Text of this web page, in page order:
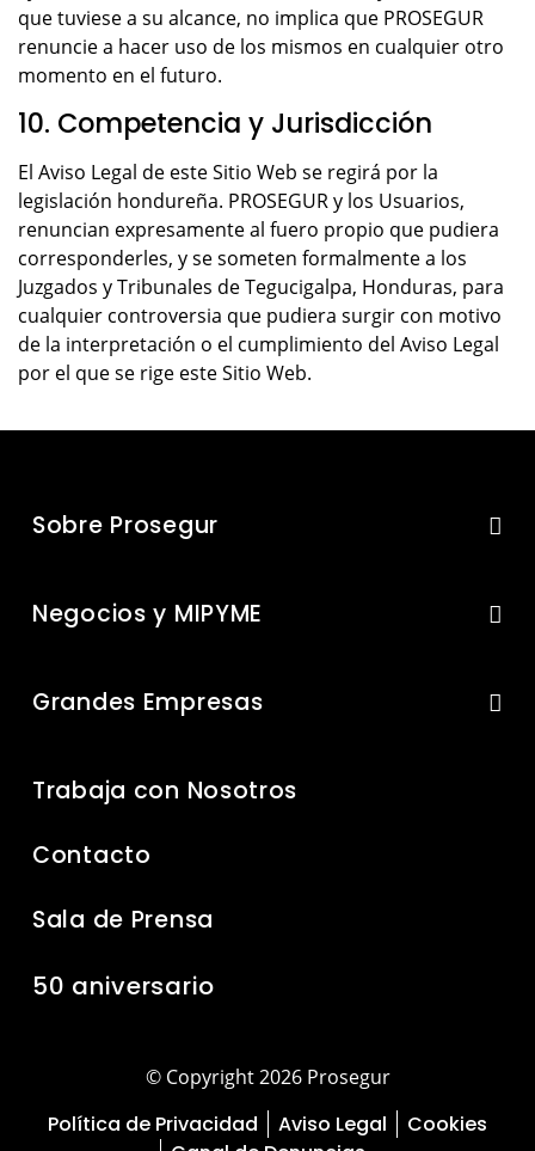
que tuviese a su alcance, no implica que PROSEGUR
renuncie a hacer uso de los mismos en cualquier otro
momento en el futuro.
10. Competencia y Jurisdicción
El Aviso Legal de este Sitio Web se regirá por la
legislación hondureña. PROSEGUR y los Usuarios,
renuncian expresamente al fuero propio que pudiera
corresponderles, y se someten formalmente a los
Juzgados y Tribunales de Tegucigalpa, Honduras, para
cualquier controversia que pudiera surgir con motivo
de la interpretación o el cumplimiento del Aviso Legal
por el que se rige este Sitio Web.
Sobre Prosegur
Negocios y MIPYME
Grandes Empresas
Trabaja con Nosotros
Contacto
Sala de Prensa
50 aniversario
© Copyright 2026 Prosegur
Política de Privacidad Aviso Legal
Cookies